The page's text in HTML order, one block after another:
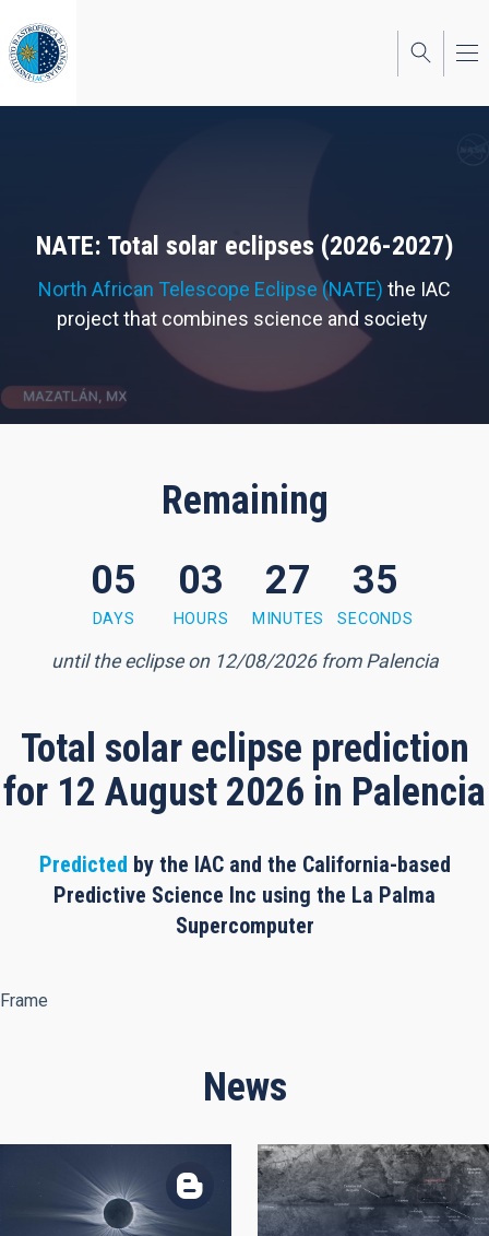
to
main
content
NATE: Total solar eclipses (2026-2027)
North African Telescope Eclipse (NATE) the IAC
project that combines science and society
Remaining
33 seconds
05
DAYS
03
HOURS
27
MINUTES
34
SECONDS
until the eclipse on 12/08/2026 from Palencia
Total solar eclipse prediction
for 12 August 2026 in Palencia
Predicted by the IAC and the California-based
Predictive Science Inc using the La Palma
Supercomputer
Frame
News